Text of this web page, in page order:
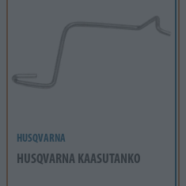
HUSQVARNA
HUSQVARNA KAASUTANKO